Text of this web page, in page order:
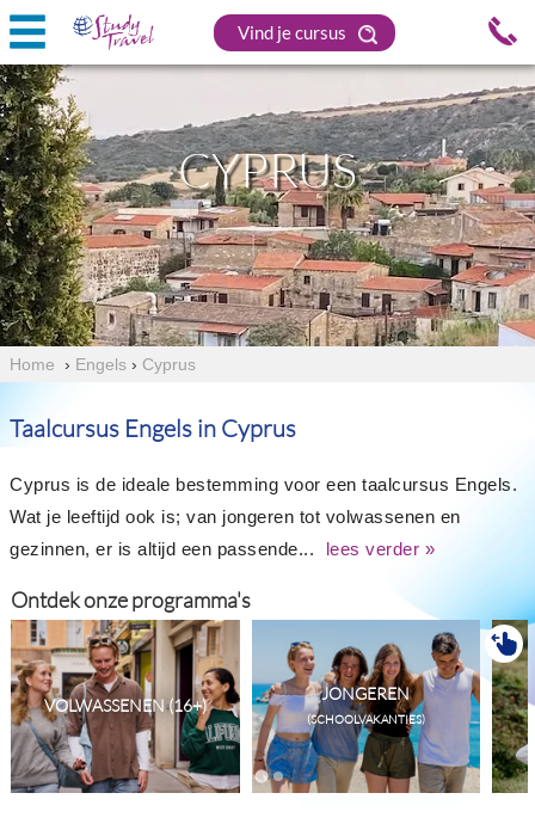
Vind je cursus
CYPRUS
Home › Engels › Cyprus
Taalcursus Engels in Cyprus
Cyprus is de ideale bestemming voor een taalcursus Engels.
Wat je leeftijd ook is; van jongeren tot volwassenen en
gezinnen, er is altijd een passende...
lees verder »
Ontdek onze programma's
VOLWASSENEN (16+)
JONGEREN
(SCHOOLVAKANTIES)